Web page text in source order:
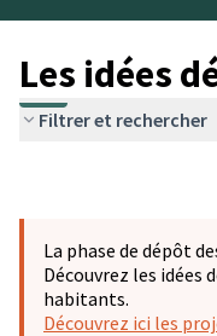
Les idées
Filtrer et rechercher
La phase de dépôt
Découvrez les idées
habitants.
Découvrez ici les